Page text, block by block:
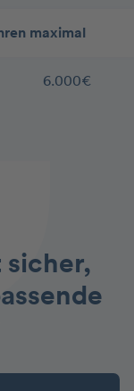
maximal
6.000€
sicher,